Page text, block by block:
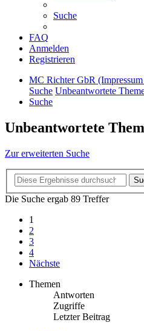
Suche
FAQ
Anmelden
Registrieren
MC Richter GbR
Suche Unbeantwortete
Suche
Unbeantwortete
Zur erweiterten Suche
Die Suche ergab 89 Treffer
1
2
3
4
Nächste
Themen
Antworten
Zugriffe
Letzter Beitrag